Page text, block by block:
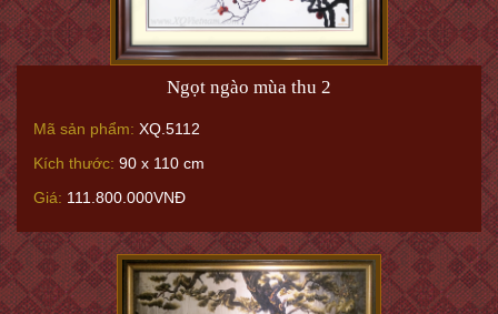
Ngọt ngào mùa thu 2
Mã sản phẩm: XQ.5112
Kích thước: 90 x 110 cm
Giá: 111.800.000VNĐ